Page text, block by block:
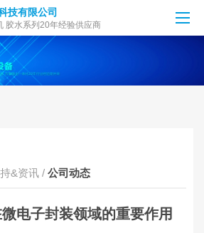
技有限公司
胶水系列20年经验供应商
&资讯 / 公司动态
电子封装领域的重要作用